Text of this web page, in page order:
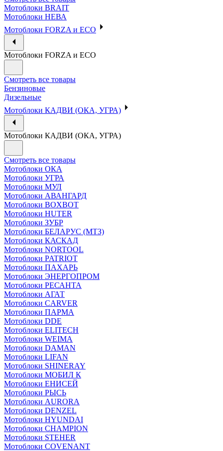
Мотоблоки BRAIT
Мотоблоки НЕВА
Мотоблоки FORZA и ECO
Мотоблоки FORZA и ECO
Смотреть все товары
Бензиновые
Дизельные
Мотоблоки КАДВИ (ОКА, УГРА)
Мотоблоки КАДВИ (ОКА, УГРА)
Смотреть все товары
Мотоблоки ОКА
Мотоблоки УГРА
Мотоблоки МУЛ
Мотоблоки АВАНГАРД
Мотоблоки BOXBOT
Мотоблоки HUTER
Мотоблоки ЗУБР
Мотоблоки БЕЛАРУС (МТЗ)
Мотоблоки КАСКАД
Мотоблоки NORTOOL
Мотоблоки PATRIOT
Мотоблоки ПАХАРЬ
Мотоблоки ЭНЕРГОПРОМ
Мотоблоки РЕСАНТА
Мотоблоки АГАТ
Мотоблоки CARVER
Мотоблоки ПАРМА
Мотоблоки DDE
Мотоблоки ELITECH
Мотоблоки WEIMA
Мотоблоки DAMAN
Мотоблоки LIFAN
Мотоблоки SHINERAY
Мотоблоки МОБИЛ К
Мотоблоки ЕНИСЕЙ
Мотоблоки РЫСЬ
Мотоблоки AURORA
Мотоблоки DENZEL
Мотоблоки HYUNDAI
Мотоблоки CHAMPION
Мотоблоки STEHER
Мотоблоки COVENANT